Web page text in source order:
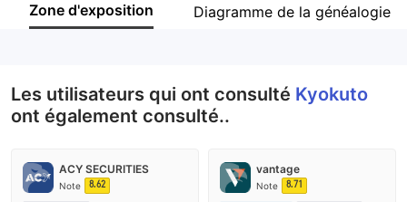
Personnel
Zone d'exposition Diagramme de la généalogie
Les utilisateurs qui ont consulté Kyokuto
ont également consulté..
ACY SECURITIES
Note 8.62
vantage
Note 8.71